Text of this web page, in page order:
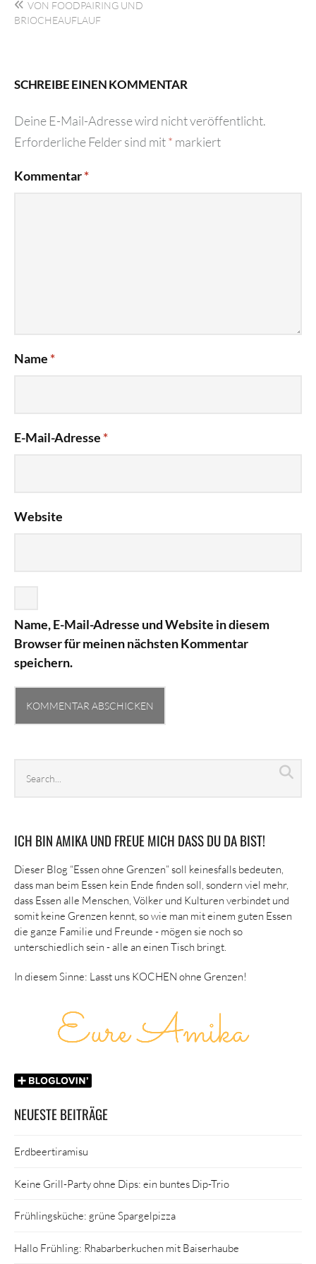
VON FOODPAIRING UND
BRIOCHEAUFLAUF
SCHREIBE EINEN KOMMENTAR
Deine E-Mail-Adresse wird nicht veröffentlicht.
Erforderliche Felder sind mit* markiert
Kommentar*
Name *
E-Mail-Adresse *
Website
Name, E-Mail-Adresse und Website in diesem
Browser für meinen nächsten Kommentar
speichern.
archives
ICH BIN AMIKA UND FREUE MICH DASS DU DA BIST!
Dieser Blog “Essen ohne Grenzen” soll keinesfalls bedeuten,
dass man beim Essen kein Ende finden soll, sondern viel mehr,
dass Essen alle Menschen, Völker und Kulturen verbindet und
somit keine Grenzen kennt, so wie man mit einem guten Essen
die ganze Familie und Freunde - mögen sie noch so
unterschiedlich sein - alle an einen Tisch bringt.
In diesem Sinne: Lasst uns KOCHEN ohne Grenzen!
NEUESTE BEITRÄGE
Erdbeertiramisu
Keine Grill-Party ohne Dips: ein buntes Dip-Trio
Frühlingsküche: grüne Spargelpizza
Hallo Frühling: Rhabarberkuchen mit Baiserhaube